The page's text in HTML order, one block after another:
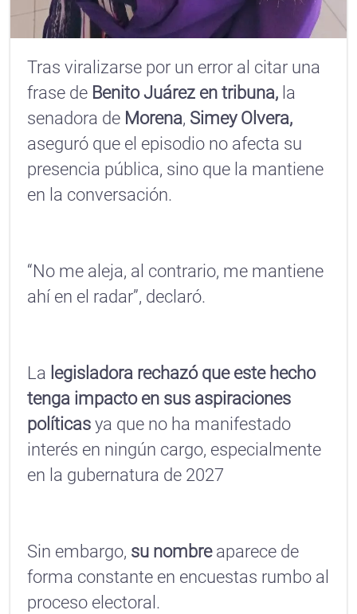
Tras viralizarse por un error al citar una
frase de Benito Juárez en tribuna, la
senadora de Morena, Simey Olvera,
aseguró que el episodio no afecta su
presencia pública, sino que la mantiene
en la conversación.
“No me aleja, al contrario, me mantiene
ahí en el radar”, declaró.
La legisladora rechazó que este hecho
tenga impacto en sus aspiraciones
políticasya que no ha manifestado
interés en ningún cargo, especialmente
en la gubernatura de 2027
Sin embargo, su nombre aparece de
forma constante en encuestas rumbo al
proceso electoral.